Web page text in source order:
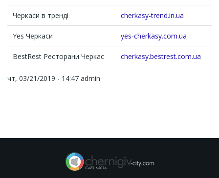
Черкаси в тренді cherkasy-trend.in.ua
Yes Черкаси yes-cherkasy.com.ua
BestRest Ресторани Черкас cherkasy.bestrest.com.ua
чт, 03/21/2019 - 14:47 admin